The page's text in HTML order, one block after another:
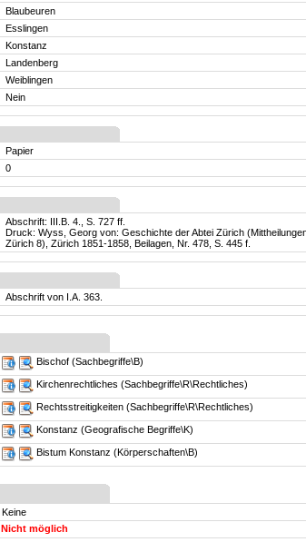
Blaubeuren
Esslingen
Konstanz
Landenberg
Weiblingen
Nein
Papier
0
Abschrift: III.B. 4., S. 727 ff.
Druck: Wyss, Georg von: Geschichte der Abtei Zürich
Zürich 8), Zürich 1851-1858, Beilagen, Nr. 478, S. 445 f.
Abschrift von I.A. 363.
Bischof (Sachbegriffe\B)
Kirchenrechtliches (Sachbegriffe\R\Rechtliches)
Rechtsstreitigkeiten (Sachbegriffe\R\Rechtliches)
Konstanz (Geografische Begriffe\K)
Bistum Konstanz (Körperschaften\B)
Keine
Nicht möglich